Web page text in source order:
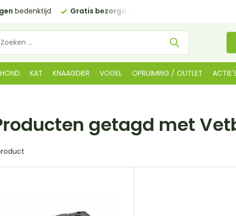
bedenktijd Gratis bezorgd in NL
HOND KAT KNAAGDIER VOGEL OPRUIMING / OUTLET
getagd met